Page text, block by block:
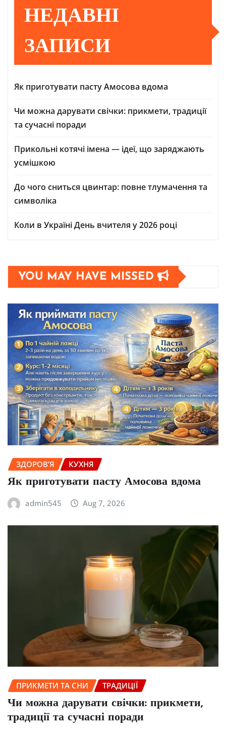
НЕДАВНІ
ЗАПИСИ
Як приготувати пасту Амосова вдома
Чи можна дарувати свічки: прикмети, традиції
та сучасні поради
Прикольні котячі імена — ідеї, що заряджають
усмішкою
До чого сниться цвинтар: повне тлумачення та
символіка
Коли в Україні День вчителя у 2026 році
YOU MAY HAVE MISSED
ЗДОРОВ’Я КУХНЯ
Як приготувати пасту Амосова вдома
admin545 Aug 7, 2026
ПРИКМЕТИ ТА СНИ ТРАДИЦІЇ
Чи можна дарувати свічки: прикмети,
традиції та сучасні поради